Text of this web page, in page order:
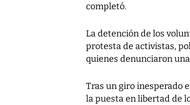
completó.
La detención de los
protesta de activistas,
quienes denunciaron
Tras un giro inesperado
la puesta en libertad de